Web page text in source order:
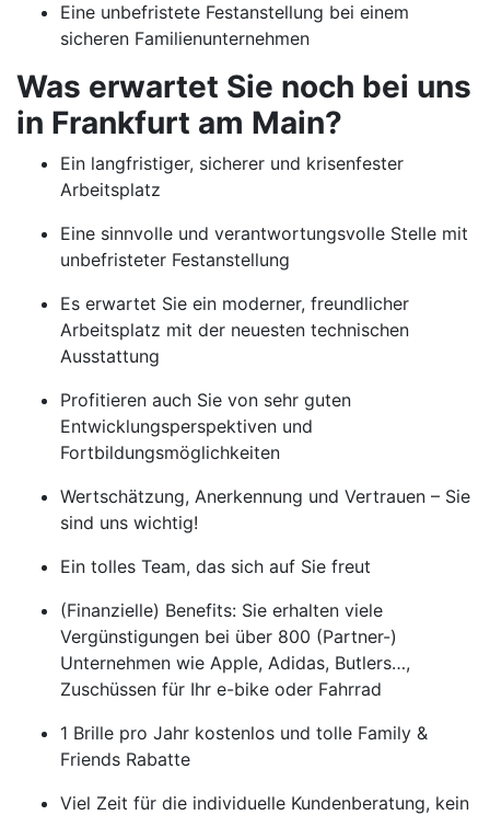
Eine unbefristete Festanstellung bei einem
sicheren Familienunternehmen
Was erwartet Sie noch bei uns
in Frankfurt am Main?
Ein langfristiger, sicherer und krisenfester
Arbeitsplatz
Eine sinnvolle und verantwortungsvolle Stelle mit
unbefristeter Festanstellung
Es erwartet Sie ein moderner, freundlicher
Arbeitsplatz mit der neuesten technischen
Ausstattung
Profitieren auch Sie von sehr guten
Entwicklungsperspektiven und
Fortbildungsmöglichkeiten
Wertschätzung, Anerkennung und Vertrauen – Sie
sind uns wichtig!
Ein tolles Team, das sich auf Sie freut
(Finanzielle) Benefits: Sie erhalten viele
Vergünstigungen bei über 800 (Partner-)
Unternehmen wie Apple, Adidas, Butlers…,
Zuschüssen für Ihr e-bike oder Fahrrad
1 Brille pro Jahr kostenlos und tolle Family &
Friends Rabatte
Viel Zeit für die individuelle Kundenberatung, kein